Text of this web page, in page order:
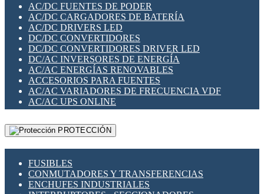
SWITCH Y MICROSWITCH
TARJETAS PI
UNIÓN Y DERIVACIÓN DE CABLE
PLACAS MODULARES IOT
SWITCHES Y REDES WIFI
SOLUCIONES IOT
SOLUCIONES LORAWAN
SOLUCIONES RED CELULAR
SEGURIDAD PARA REDES
SWITCHES LAN
TELEFONÍA IP (VOIP)
VIGILANCIA IP (CCTV)
MESHTASTIC
AC/DC FUENTES DE PODER
AC/DC CARGADORES DE BATERÍA
AC/DC DRIVERS LED
DC/DC CONVERTIDORES
DC/DC CONVERTIDORES DRIVER LED
DC/AC INVERSORES DE ENERGÍA
AC/AC ENERGÍAS RENOVABLES
ACCESORIOS PARA FUENTES
AC/AC VARIADORES DE FRECUENCIA VDF
AC/AC UPS ONLINE
PROTECCIÓN
FUSIBLES
CONMUTADORES Y TRANSFERENCIAS
ENCHUFES INDUSTRIALES